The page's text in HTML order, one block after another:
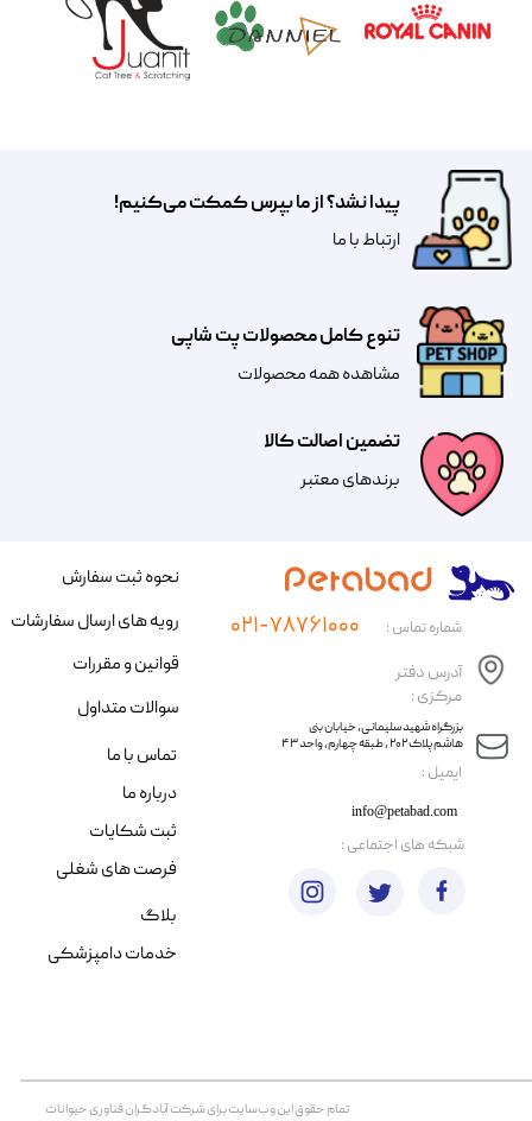
تضمین اصالت کالا
​​برندهای معتبر​​​​​​​
تنوع کامل محصولات پت شاپی
مشاهده همه محصولات
پیدا نشد؟ از ما بپرس کمکت می‌کنیم!
​​​ارتباط با ما
​ایمیل :
آدرس دفتر
مرکزی :
info@petabad.com
​​بزرگراه شهید سلیمانی، خیابان بنی
هاشم پلاک ۲۰۲ ، طبقه چهارم، واحد ۴۳
شماره تماس : ۰۲۱-۷۸۷۶۱۰۰۰
تمام حقوق اين وب‌سايت برای شرکت آبادگران فناوری حیوانات
نحوه ثبت سفارش
رویه های ارسال سفارشات
قوانین و مقررات
سوالات متداول
تماس با ما
درباره ما
ثبت شکایات
فرصت های شغلی
​شبکه های اجتماعی :
بلاگ
خدمات دامپزشکی